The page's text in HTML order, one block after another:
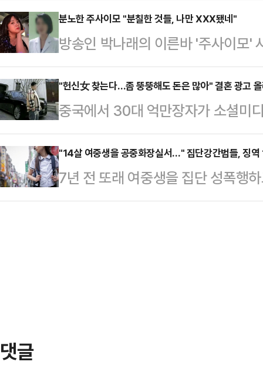
이 다 돼도 현장에 나타나지 않아
에 약과 함께 '주사 이모'로 불리는
는 제…
이 재조명받고 있다.2018년 3월 한
드 조진웅 갤러리에 쓰인 글에 '(조
짓 하다가 빵(감방)에 갔다가 후년
또 다른 누리꾼은 '그걸 어떻게 알
'원준아~ 녀석들 모여서 왜 술을 먹
준 …
분노한 주사이모 "분칠한 것들, 나만 XXX됐네"
방송인 박나래의 이른바 '주사이모'
데 불법 의료 행위 의혹에 휩싸인 '
나래의 '주사이모'로 알려진 A씨는
"2014∼2019년 내몽고 의과대학
나로 인해 내몽고에 갈 수 없었고,
7월 '과학기술대학'으로 바뀌었다
다.이후 A씨는 "분칠하는 것들과
고 아…
"헌신女 찾는다…좀 뚱뚱해도 돈은 많아" 결혼 광고
중국에서 30대 억만장자가 소셜미
혼에 나섰다.지난 15일(현지시각)
따르면 1990년대생 전문 투자자
에 "다소 뚱뚱하지만 재산이 2조원
결혼 상대를 찾는 광고를 올렸다.
"14살 여중생을 공중화장실서…" 집단강간범들, 징역
7년 전 또래 여중생을 집단 성폭행
녀 4명에게 검찰이 중형을 구형했
댓글